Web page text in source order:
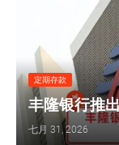
定期存款
丰隆银行推
七月 31, 2026